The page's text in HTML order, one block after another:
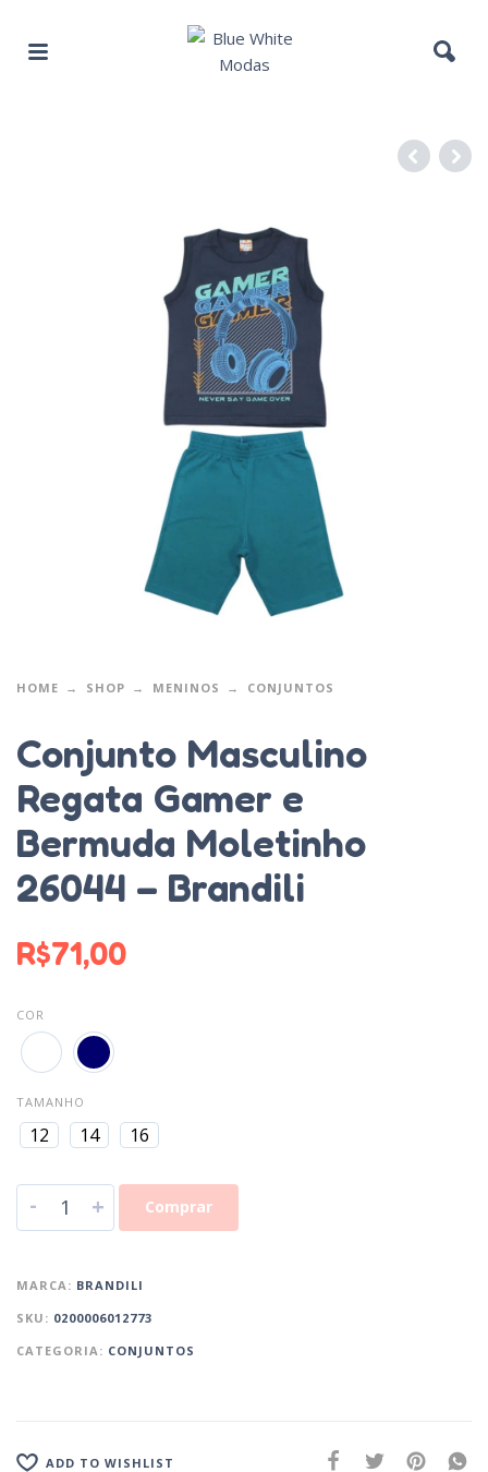
HOME SHOP MENINOS CONJUNTOS
Conjunto Masculino
Regata Gamer e
Bermuda Moletinho
26044 – Brandili
R$71,00
COR
TAMANHO
12 14 16
- + Comprar
MARCA: BRANDILI
SKU: 0200006012773
CATEGORIA: CONJUNTOS
ADD TO WISHLIST